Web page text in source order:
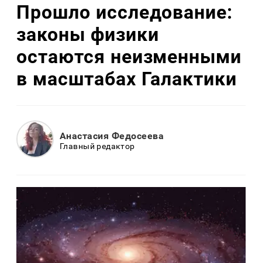
Прошло исследование:
законы физики
остаются неизменными
в масштабах Галактики
Анастасия Федосеева
Главный редактор